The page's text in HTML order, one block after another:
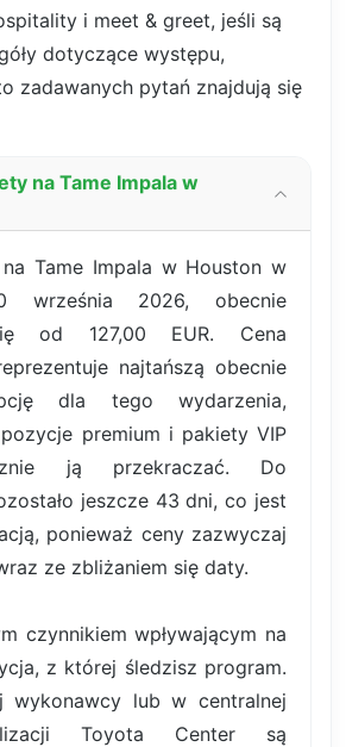
i meet & greet, jeśli są
dotyczące występu,
zadawanych pytań znajdują się
na Tame Impala w
Tame Impala w Houston w
września 2026, obecnie
od 127,00 EUR. Cena
najtańszą obecnie
dla tego wydarzenia,
premium i pakiety VIP
ją przekraczać. Do
jeszcze 43 dni, co jest
ponieważ ceny zazwyczaj
ze zbliżaniem się daty.
czynnikiem wpływającym na
z której śledzisz program.
wykonawcy lub w centralnej
Toyota Center są